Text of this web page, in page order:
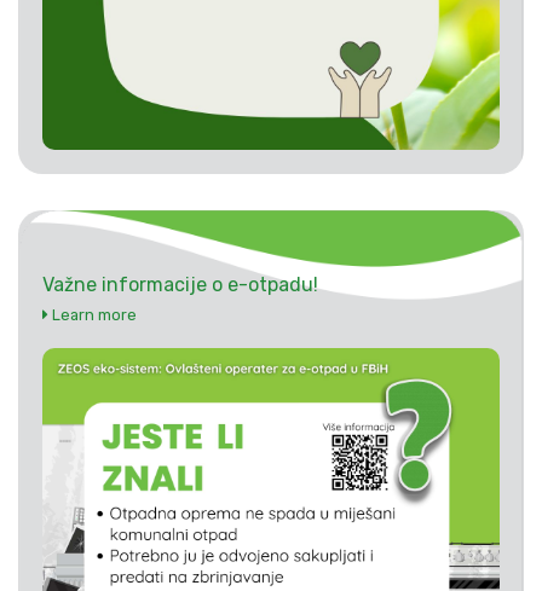
Važne informacije o e-otpadu!
Learn more